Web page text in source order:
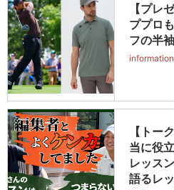
【プレ
ププロ
フの半
information
【トー
当に役
レッス
語るレ